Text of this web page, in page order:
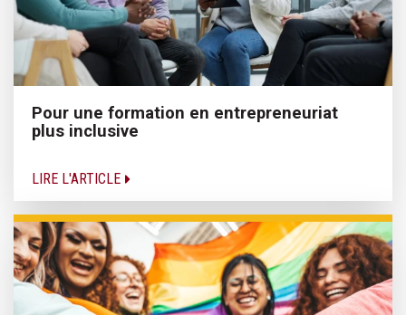
Pour une formation en entrepreneuriat
plus inclusive
LIRE L'ARTICLE